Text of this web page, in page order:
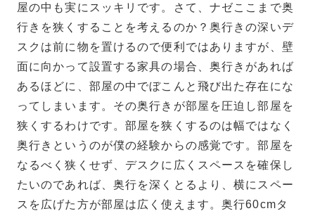
屋の中も実にスッキリです。さて、ナゼここまで奥
行きを狭くすることを考えるのか？奥行きの深いデ
スクは前に物を置けるので便利ではありますが、壁
面に向かって設置する家具の場合、奥行きがあれば
あるほどに、部屋の中でぼこんと飛び出た存在にな
ってしまいます。その奥行きが部屋を圧迫し部屋を
狭くするわけです。部屋を狭くするのは幅ではなく
奥行きというのが僕の経験からの感覚です。部屋を
なるべく狭くせず、デスクに広くスペースを確保し
たいのであれば、奥行を深くとるより、横にスペー
スを広げた方が部屋は広く使えます。奥行60cmタ